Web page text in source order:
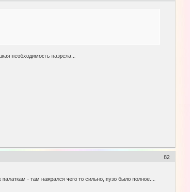
необходимость назрела...
82
- там нажрался чего то сильно, пузо было полное....